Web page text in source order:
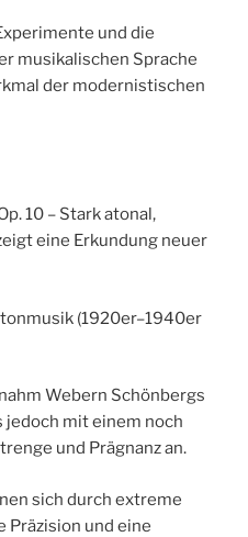
und die
musikalischen Sprache
der modernistischen
10 – Stark atonal,
eine Erkundung neuer
(1920er–1940er
Webern Schönbergs
mit einem noch
und Prägnanz an.
sich durch extreme
Präzision und eine